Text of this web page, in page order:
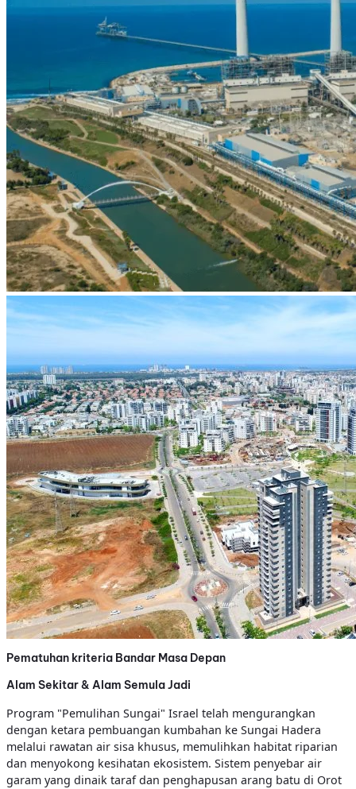
Pematuhan kriteria Bandar Masa Depan
Alam Sekitar & Alam Semula Jadi
Program "Pemulihan Sungai" Israel telah mengurangkan
dengan ketara pembuangan kumbahan ke Sungai Hadera
melalui rawatan air sisa khusus, memulihkan habitat riparian
dan menyokong kesihatan ekosistem. Sistem penyebar air
garam yang dinaik taraf dan penghapusan arang batu di Orot